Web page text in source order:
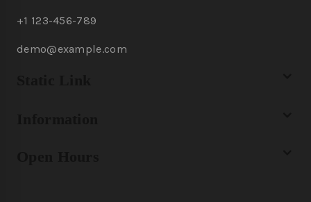
+1 123-456-789
demo@example.com